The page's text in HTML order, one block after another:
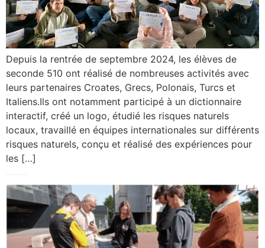
Depuis la rentrée de septembre 2024, les élèves de
seconde 510 ont réalisé de nombreuses activités avec
leurs partenaires Croates, Grecs, Polonais, Turcs et
Italiens.Ils ont notamment participé à un dictionnaire
interactif, créé un logo, étudié les risques naturels
locaux, travaillé en équipes internationales sur différents
risques naturels, conçu et réalisé des expériences pour
les […]